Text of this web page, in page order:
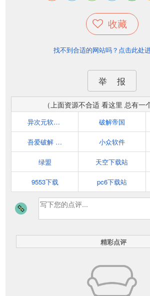
收藏
找不到合适的网站吗？点击此处
举 报
（上面资源不合适 看这里 总有一
异次元软件世界 破解帝国
吾爱破解 www.52pojie.cn 小众软件
绿盟 天空下载站
9553下载 pc6下载站
精彩点评